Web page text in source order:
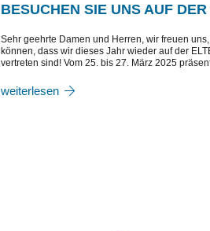
BESUCHEN SIE UNS AUF
Sehr geehrte Damen und Herren, wir freuen
können, dass wir dieses Jahr wieder auf der
vertreten sind! Vom 25. bis 27. März 2025
weiterlesen